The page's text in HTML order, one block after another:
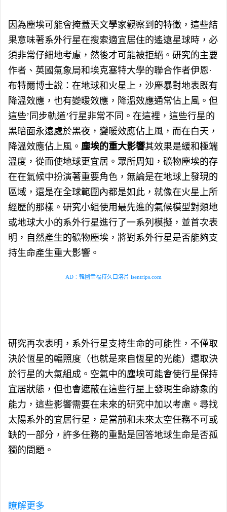
因為塵埃可能會掩蓋天文學家觀察到的特徵，這些結
果意味著系外行星在搜索適宜居住的遙遠星球時，必
須非常仔細地考慮，然後才可能被拒絕。研究的主要
作者、英國氣象局和埃克塞特大學的聯合作者伊恩·
布特爾博士說：在地球和火星上，沙塵暴對地表既有
降溫效應，也有變暖效應，降溫效應通常佔上風。但
這些’同步軌道’行星非常不同。在這裡，這些行星的
黑暗面永遠處於黑夜，變暖效應佔上風，而在白天，
降溫效應佔上風。 塵埃的重大影響其效果是緩和極端
溫度，從而使地球更宜居。眾所周知，礦物塵埃的存
在在氣候中扮演著重要角色，無論是在地球上發現的
區域，還是在全球範圍內都是如此，就像在火星上所
經歷的那樣。研究小組使用最先進的氣候模型對類地
或地球大小的系外行星進行了一系列模擬，並首次表
明，自然產生的礦物塵埃，將對系外行星是否能夠支
持生命產生重大影響。
AD：韓國幸福持久口溶片 isentrips.com
研究再次表明，系外行星支持生命的可能性，不僅取
決於恆星的輻照度（也就是來自恆星的光能）還取決
於行星的大氣組成。空氣中的塵埃可能會使行星保持
宜居狀態，但也會遮蔽在這些行星上發現生命跡象的
能力，這些影響需要在未來的研究中加以考慮。尋找
太陽系外的宜居行星，是當前和未來太空任務不可或
缺的一部分，許多任務的重點是回答地球生命是否孤
獨的問題。
瞭解更多